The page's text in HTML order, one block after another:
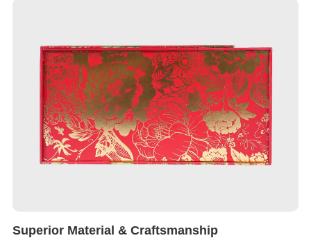
Superior Material & Craftsmanship